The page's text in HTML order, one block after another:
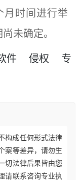
时间进行举
未确定。
件 侵权
专
构成任何形式法律
案等差异，请勿生
切法律后果皆由您
请联系咨询专业执